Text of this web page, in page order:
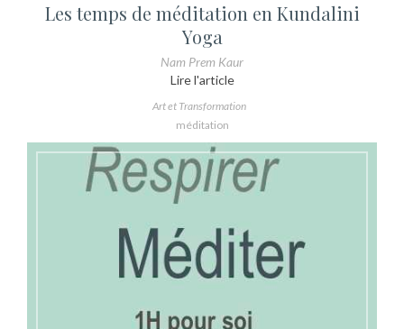
Les temps de méditation en Kundalini
Yoga
Nam Prem Kaur
Lire l'article
Art et Transformation
méditation